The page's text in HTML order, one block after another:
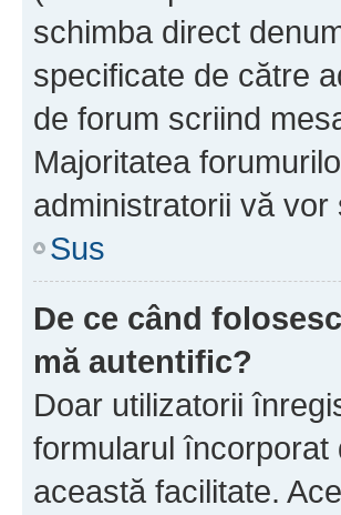
schimba direct
specificate de către
de forum scriind
Majoritatea
administratorii vă
Sus
De ce când
mă autentific?
Doar utilizatorii
formularul încorporat
această facilitate.